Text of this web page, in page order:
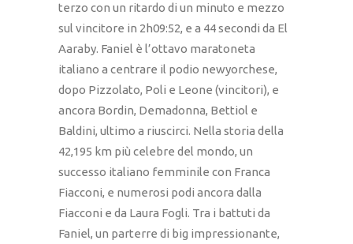
terzo con un ritardo di un minuto e mezzo
sul vincitore in 2h09:52, e a 44 secondi da El
Aaraby. Faniel è l’ottavo maratoneta
italiano a centrare il podio newyorchese,
dopo Pizzolato, Poli e Leone (vincitori), e
ancora Bordin, Demadonna, Bettiol e
Baldini, ultimo a riuscirci. Nella storia della
42,195 km più celebre del mondo, un
successo italiano femminile con Franca
Fiacconi, e numerosi podi ancora dalla
Fiacconi e da Laura Fogli. Tra i battuti da
Faniel, un parterre di big impressionante,